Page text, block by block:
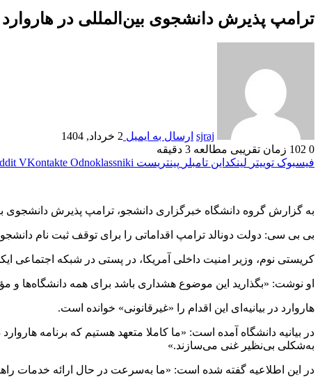
ترامپ پذیرش دانشجوی بین‌المللی در
sjraj ارسال به ایمیل 2 خرداد, 1404
0
زمان تقریبی مطالعه 3 دقیقه
فیسبوک توییتر لینکداین تامبلر پینتریست VKontakte Odnoklassniki
به گزارش گروه دانشگاه خبرگزاری دانشجو، ترامپ پذیرش دانشجوی
بی بی سی: دولت دونالد ترامپ اقداماتی را برای توقف ثبت نام
کریستی نوم، وزیر امنیت داخلی آمریکا، در پستی در شبکه اجتماعی
او نوشت: «بگذارید این موضوع هشداری باشد برای همه
هاروارد در بیانیه‌ای این اقدام را «غیرقانونی» خوانده است.
به‌شکلی بی‌نظیر غنی می‌سازند.»
در این اطلاعیه گفته شده است: «ما به‌سرعت در حال ارائه خدمات